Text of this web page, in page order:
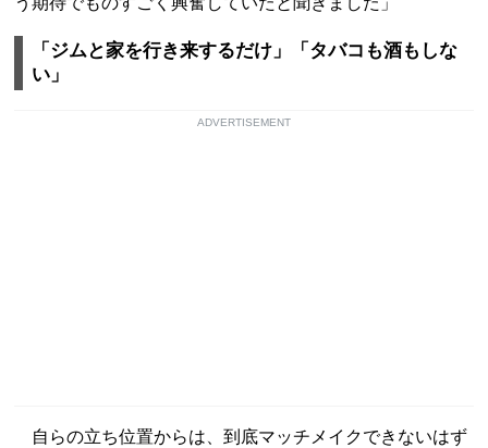
「ジムと家を行き来するだけ」「タバコも酒もしな
い」
ADVERTISEMENT
自らの立ち位置からは、到底マッチメイクできないはず